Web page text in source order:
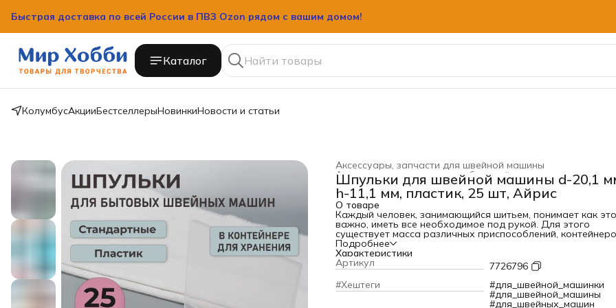
Быстрая доставка по всей России в ПВЗ Ozon рядом с вашим домом!
Каталог
КолумбусАкцииБестселлерыНовинкиНовости и статьи
Аксессуары, запчасти для швейной машины
Аксессуары и запчасти для бытовой техники
Бытовая техника ›
Главная ›
Шпульки для швейной машины d-20,1
h-11,1 мм, пластик, 25 шт, Айрис
О товаре
Каждый человек, занимающийся шитьем, понимает как это
важно, иметь все необходимое под рукой. Для этого
существует масса различных приспособлений,
Одним из таких является контейнер для хранения шпулек.
очень удобный аксессуар для любителей и
работающих на швейных машинах. В комплект входит 25
шпулек разных цветов. Каждая находится в отдельной
что предохраняет от спутывания нитей. Такой набор
идеально подойдет для тех, кто работает с большим
количеством цветов нитей, работы на вышивальных
Подробнее
Характеристики
Артикул
7726796
#Хештеги
#для_швейной_машинки
#для_швейной_машины
#для_швейных_машин